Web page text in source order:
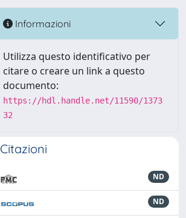
Informazioni
Utilizza questo identificativo per
citare o creare un link a questo
documento:
https://hdl.handle.net/11590/1373
32
Citazioni
ND
ND